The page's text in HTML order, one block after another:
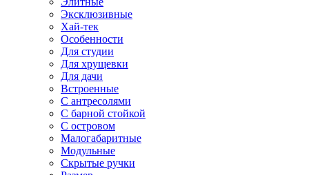
Эксклюзивные
Хай-тек
Особенности
Для студии
Для хрущевки
Для дачи
Встроенные
С антресолями
С барной стойкой
С островом
Малогабаритные
Модульные
Скрытые ручки